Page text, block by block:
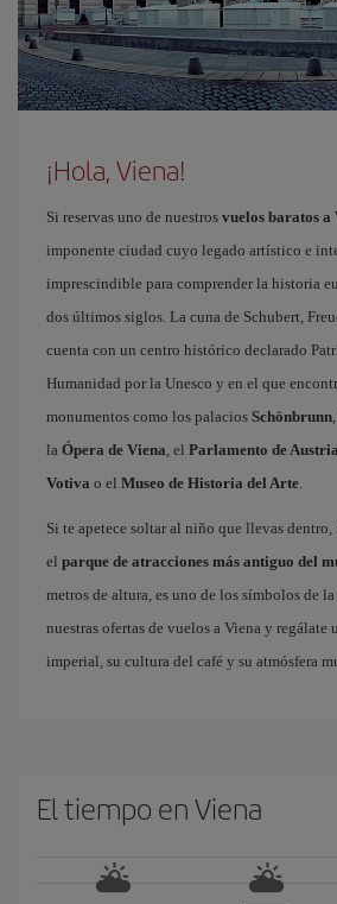
¡Hola, Viena!
Si reservas uno de nuestros vuelos baratos a
imponente ciudad cuyo legado artístico e
imprescindible para comprender la historia
dos últimos siglos. La cuna de Schubert,
cuenta con un centro histórico declarado
Humanidad por la Unesco y en el que
monumentos como los palacios Schönbrunn,
la Ópera de Viena, el Parlamento de Austria
Votiva o el Museo de Historia del Arte.
Si te apetece soltar al niño que llevas dentro,
el parque de atracciones más antiguo del
metros de altura, es uno de los símbolos de
nuestras ofertas de vuelos a Viena y regálate
imperial, su cultura del café y su atmósfera
El tiempo en Viena